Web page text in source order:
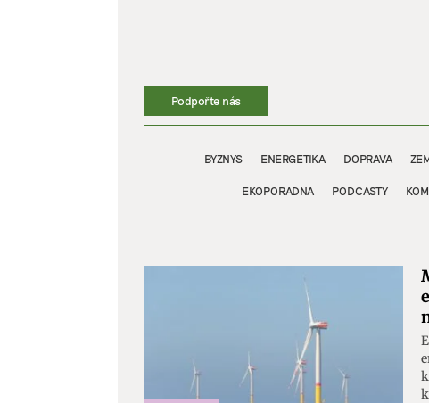
Podpořte nás
BYZNYS ENERGETIKA DOPRAVA
EKOPORADNA PODCASTY